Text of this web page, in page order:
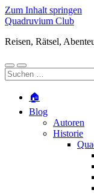
Zum Inhalt springen
Quadruvium Club
Reisen, Rätsel,
Mobile-
Menü
Suchfeld
ein-/ausblenden
Suchen
nach:
🏠
Blog
Autoren
Historie